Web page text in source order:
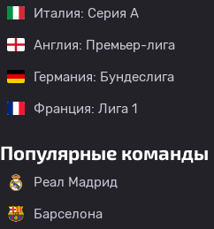
Италия: Серия А
Англия: Премьер-лига
Германия: Бундеслига
Франция: Лига 1
Популярные команды
Реал Мадрид
Барселона